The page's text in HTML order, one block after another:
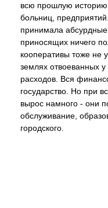
всю прошлую историю
больниц,
принимала
приносящих ничего
кооперативы тоже не
землях отвоеванных
расходов. Вся
государство. Но при
вырос намного - они
обслуживание,
городского.